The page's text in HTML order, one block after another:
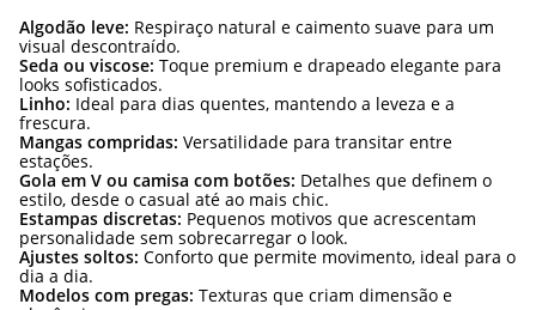
Algodão leve: Respiraço natural e caimento suave para um
visual descontraído.
Seda ou viscose: Toque premium e drapeado elegante para
looks sofisticados.
Linho: Ideal para dias quentes, mantendo a leveza e a
frescura.
Mangas compridas: Versatilidade para transitar entre
estações.
Gola em V ou camisa com botões: Detalhes que definem o
estilo, desde o casual até ao mais chic.
Estampas discretas: Pequenos motivos que acrescentam
personalidade sem sobrecarregar o look.
Ajustes soltos: Conforto que permite movimento, ideal para o
dia a dia.
Modelos com pregas: Texturas que criam dimensão e